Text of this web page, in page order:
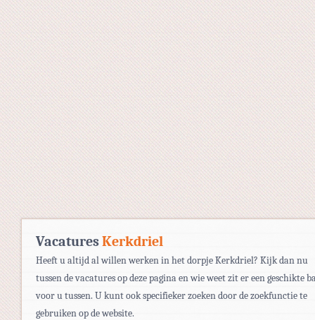
VacaturesKerkdriel
Heeft u altijd al willen werken in het dorpje Kerkdriel? Kijk dan nu
tussen de vacatures op deze pagina en wie weet zit er een geschikte
voor u tussen. U kunt ook specifieker zoeken door de zoekfunctie te
gebruiken op de website.